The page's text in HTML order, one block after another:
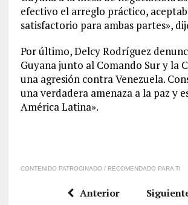
efectivo el arreglo práctico,
satisfactorio para ambas partes»,
Por último, Delcy Rodríguez
Guyana junto al Comando Sur y la
una agresión contra Venezuela.
una verdadera amenaza a la paz y
América Latina».
CONTENIDO PATROCINADO / RECOMENDADO PARA TI
Anterior